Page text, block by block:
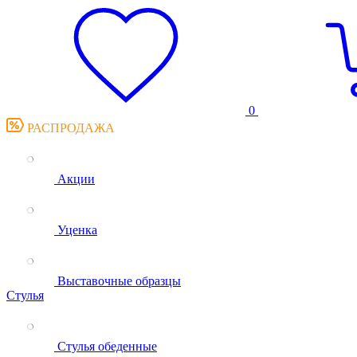
0
РАСПРОДАЖА
Акции
Уценка
Выставочные образцы
Стулья
Стулья обеденные